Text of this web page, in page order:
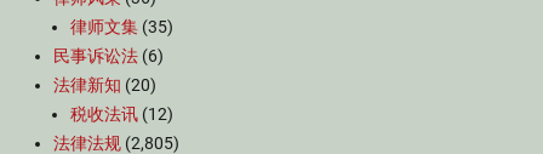
律师文集 (35)
民事诉讼法 (6)
法律新知 (20)
税收法讯 (12)
法律法规 (2,805)